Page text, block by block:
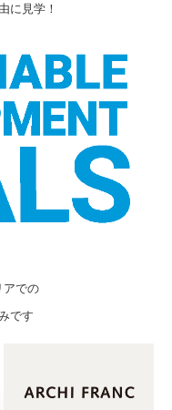
に見学！
アでの
です